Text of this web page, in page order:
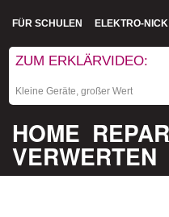
FÜR SCHULEN ELEKTRO-NICK
ZUM ERKLÄRVIDEO:
Kleine Geräte, großer Wert
HOME
VERWERTEN